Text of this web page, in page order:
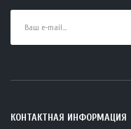
КОНТАКТНАЯ ИНФОРМАЦИЯ